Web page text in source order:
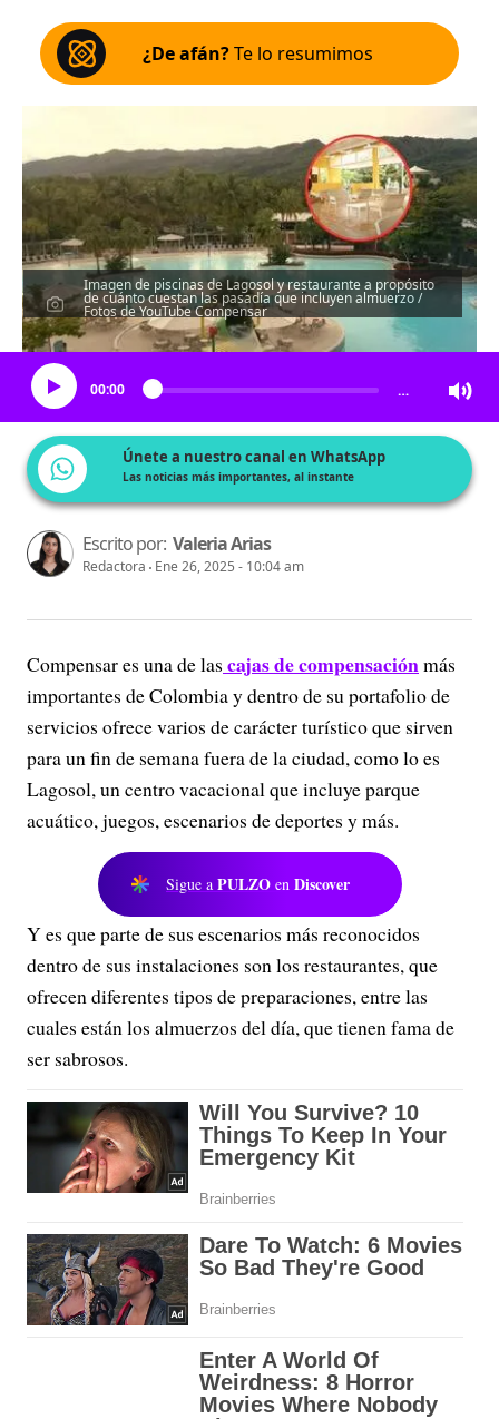
¿De afán?Te lo resumimos
Imagen de piscinas de Lagosol y restaurante a propósito
de cuánto cuestan las pasadía que incluyen almuerzo /
Fotos de YouTube Compensar
Escucha el artículo
00:00 …
Únete a nuestro canal en WhatsApp
Las noticias más importantes, al instante
Escrito por: Valeria Arias
Redactora Ene 26, 2025 - 10:04 am
Compensar es una de las cajas de compensaciónmás
importantes de Colombia y dentro de su portafolio de
servicios ofrece varios de carácter turístico que sirven
para un fin de semana fuera de la ciudad, como lo es
Lagosol, un centro vacacional que incluye parque
acuático, juegos, escenarios de deportes y más.
Sigue a PULZO en Discover
Y es que parte de sus escenarios más reconocidos
dentro de sus instalaciones son los restaurantes, que
ofrecen diferentes tipos de preparaciones, entre las
cuales están los almuerzos del día, que tienen fama de
ser sabrosos.